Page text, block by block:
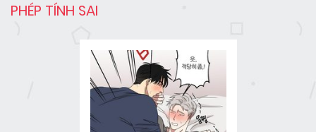
PHÉP TÍNH SAI